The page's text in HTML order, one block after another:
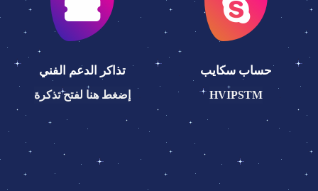
حساب سكايب
HVIPSTM
تذاكر الدعم الفني
إضغط هنا لفتح تذكرة